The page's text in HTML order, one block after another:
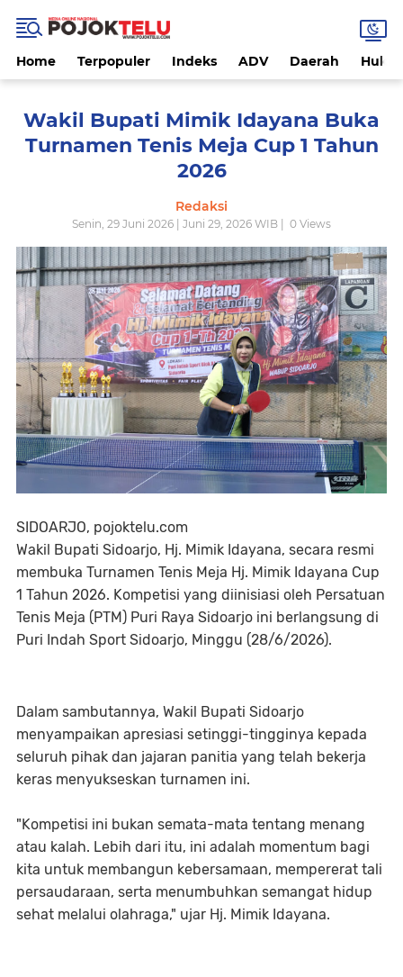
Home Terpopuler Indeks ADV Daerah
Wakil Bupati Mimik Idayana Buka
Turnamen Tenis Meja Cup 1 Tahun
2026
Redaksi
Senin, 29 Juni 2026 | Juni 29, 2026 WIB | 0 Views
SIDOARJO, pojoktelu.com
Wakil Bupati Sidoarjo, Hj. Mimik Idayana, secara resmi
membuka Turnamen Tenis Meja Hj. Mimik Idayana Cup
1 Tahun 2026. Kompetisi yang diinisiasi oleh Persatuan
Tenis Meja (PTM) Puri Raya Sidoarjo ini berlangsung di
Puri Indah Sport Sidoarjo, Minggu (28/6/2026).
Dalam sambutannya, Wakil Bupati Sidoarjo
menyampaikan apresiasi setinggi-tingginya kepada
seluruh pihak dan jajaran panitia yang telah bekerja
keras menyukseskan turnamen ini.
"Kompetisi ini bukan semata-mata tentang menang
atau kalah. Lebih dari itu, ini adalah momentum bagi
kita untuk membangun kebersamaan, mempererat tali
persaudaraan, serta menumbuhkan semangat hidup
sehat melalui olahraga," ujar Hj. Mimik Idayana.